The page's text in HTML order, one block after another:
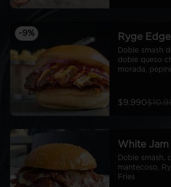
-9% Ryge
Doble smash
doble queso
morada,
$9.990
White Jam
Doble smash,
mantecoso,
Fries